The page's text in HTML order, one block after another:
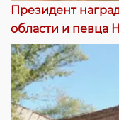
Президент
области и певца